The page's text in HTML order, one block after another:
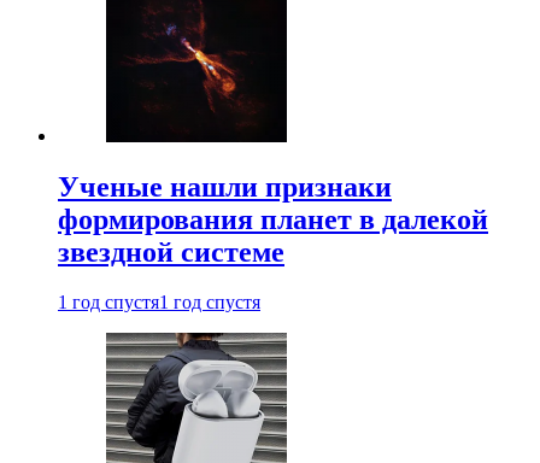
Ученые нашли признаки
формирования планет в далекой
звездной системе
1 год спустя1 год спустя